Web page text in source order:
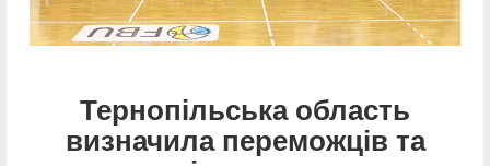
Тернопільська область
визначила переможців та